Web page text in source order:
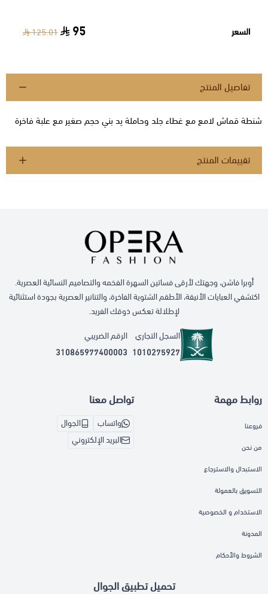
السعر 95
125.01
تفاصيل المنتج
شنطة قماش لامع مع غطاء جلد وحاملة يد بني حجم صغير مع علبة فاخرة
تقييمات المنتج
أوبرا فاشن، وجهتك لأرقى فساتين السهرة الفخمه والتصاميم النسائية العصرية.
اكتشفي العبايات الأنيقة، الأطقم الشتوية الفاخرة، والتنانير العصرية بجودة استثنائية
لإطلالة تعكس ذوقك الفريد.
السجل التجاري
1010275927
الرقم الضريبي
310865977400003
روابط مهمة
فروعنا
من نحن
الاستبدال والاسترجاع
التسويق بالعمولة
الاستخدام و الخصوصية
المدونة
الشروط والأحكام
تواصل معنا
واتساب
الجوال
البريد الإلكتروني
تحميل تطبيق الجوال